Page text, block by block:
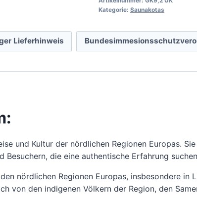
Kategorie: Saunakotas
Lieferhinweis
und Kultur der nördlichen Regionen Europas.
die eine authentische Erfahrung
nördlichen Regionen Europas, insbesondere in
von den indigenen Völkern der Region, den